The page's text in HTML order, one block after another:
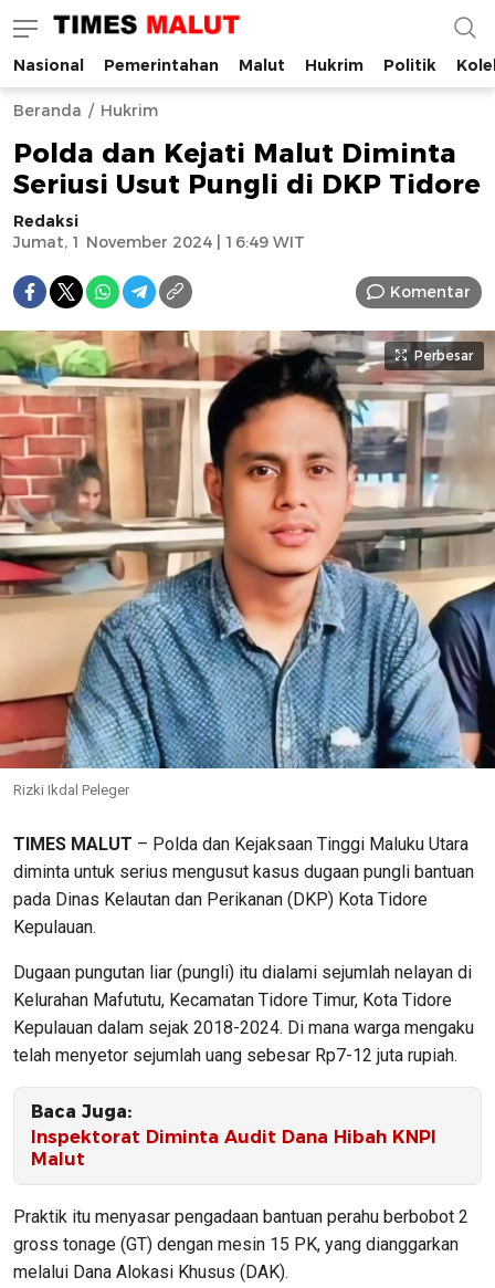
Times Malut
Berita Maluku Utara Terbaru
Nasional Pemerintahan Malut Hukrim Politik
Beranda Hukrim
Polda dan Kejati Malut Diminta
Seriusi Usut Pungli di DKP Tidore
Redaksi
Jumat, 1 November 2024 | 16:49 WIT
Komentar
Perbesar
Rizki Ikdal Peleger
TIMES MALUT – Polda dan Kejaksaan Tinggi Maluku Utara
diminta untuk serius mengusut kasus dugaan pungli bantuan
pada Dinas Kelautan dan Perikanan (DKP) Kota Tidore
Kepulauan.
Dugaan pungutan liar (pungli) itu dialami sejumlah nelayan di
Kelurahan Mafututu, Kecamatan Tidore Timur, Kota Tidore
Kepulauan dalam sejak 2018-2024. Di mana warga mengaku
telah menyetor sejumlah uang sebesar Rp7-12 juta rupiah.
Baca Juga:
Inspektorat Diminta Audit Dana Hibah KNPI
Malut
Praktik itu menyasar pengadaan bantuan perahu berbobot 2
gross tonage (GT) dengan mesin 15 PK, yang dianggarkan
melalui Dana Alokasi Khusus (DAK).